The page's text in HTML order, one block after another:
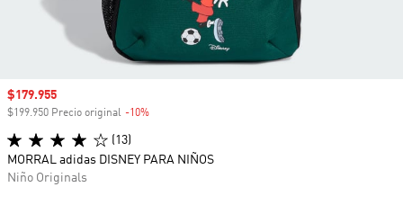
Precio de venta
$179.955
$199.950 Precio original -10%
(13)
MORRAL adidas DISNEY PARA NIÑOS
Niño Originals